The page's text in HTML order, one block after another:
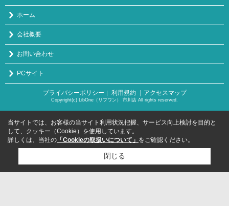
ホーム
会社概要
お問い合わせ
PCサイト
プライバシーポリシー 利用規約 ｜アクセスマップ
Copyright(c) LibOne（リブワン） 市川店 All rights reserved.
当サイトでは、お客様の当サイト利用状況把握、サービス向上検討を目的と
して、クッキー（Cookie）を使用しています。
詳しくは、当社の 「Cookieの取扱いについて」 をご確認ください。
閉じる